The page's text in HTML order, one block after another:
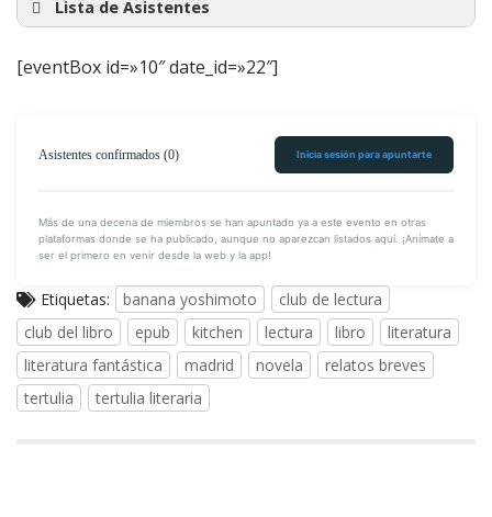
Kitchen
Lista de Asistentes
Adrián Díaz (CB)
Begoña (CB)
Emilio Martínez (MU)
Fer (CB)
Isabel (MU)
Leticia (MU)
[eventBox id=»10″ date_id=»22″]
Asistentes confirmados (0) Inicia sesión para apuntarte
Más de una decena de miembros se han apuntado ya a este evento en otras
plataformas donde se ha publicado, aunque no aparezcan listados aquí. ¡Anímate a
ser el primero en venir desde la web y la app!
Etiquetas: banana yoshimoto
club de lectura
club del libro
epub kitchen lectura libro
literatura
literatura fantástica
madrid novela
relatos breves
tertulia
tertulia literaria